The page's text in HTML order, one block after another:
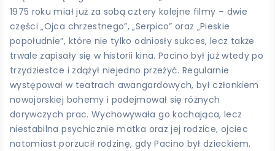
1975 roku miał już za sobą cztery kolejne filmy – dwie
części „Ojca chrzestnego”, „Serpico” oraz „Pieskie
popołudnie”, które nie tylko odniosły sukces, lecz także
trwale zapisały się w historii kina. Pacino był już wtedy po
trzydziestce i zdążył niejedno przeżyć. Regularnie
występował w teatrach awangardowych, był członkiem
nowojorskiej bohemy i podejmował się różnych
dorywczych prac. Wychowywała go kochająca, lecz
niestabilna psychicznie matka oraz jej rodzice, ojciec
natomiast porzucił rodzinę, gdy Pacino był dzieckiem.